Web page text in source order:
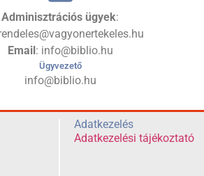
Adminisztrációs ügyek:
Email : info@biblio.hu
Ügyvezető
info@biblio.hu
Adatkezelés
Adatkezelési tájékoztató